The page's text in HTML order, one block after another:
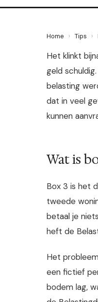
Home › Tips ›
Het klinkt
geld
belasting
dat in veel
kunnen
Wat is
Box 3 is het
tweede
betaal je
heft de
Het
een fictief
bodem lag,